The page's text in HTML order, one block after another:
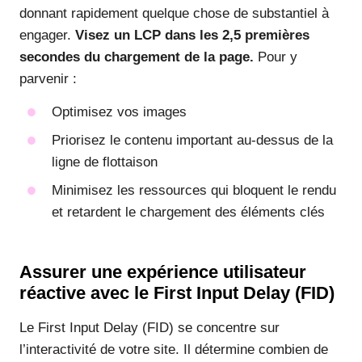
donnant rapidement quelque chose de substantiel à
engager. Visez un LCP dans les 2,5 premières
secondes du chargement de la page. Pour y
parvenir :
Optimisez vos images
Priorisez le contenu important au-dessus de la
ligne de flottaison
Minimisez les ressources qui bloquent le rendu
et retardent le chargement des éléments clés
Assurer une expérience utilisateur
réactive avec le First Input Delay (FID)
Le First Input Delay (FID) se concentre sur
l’interactivité de votre site. Il détermine combien de